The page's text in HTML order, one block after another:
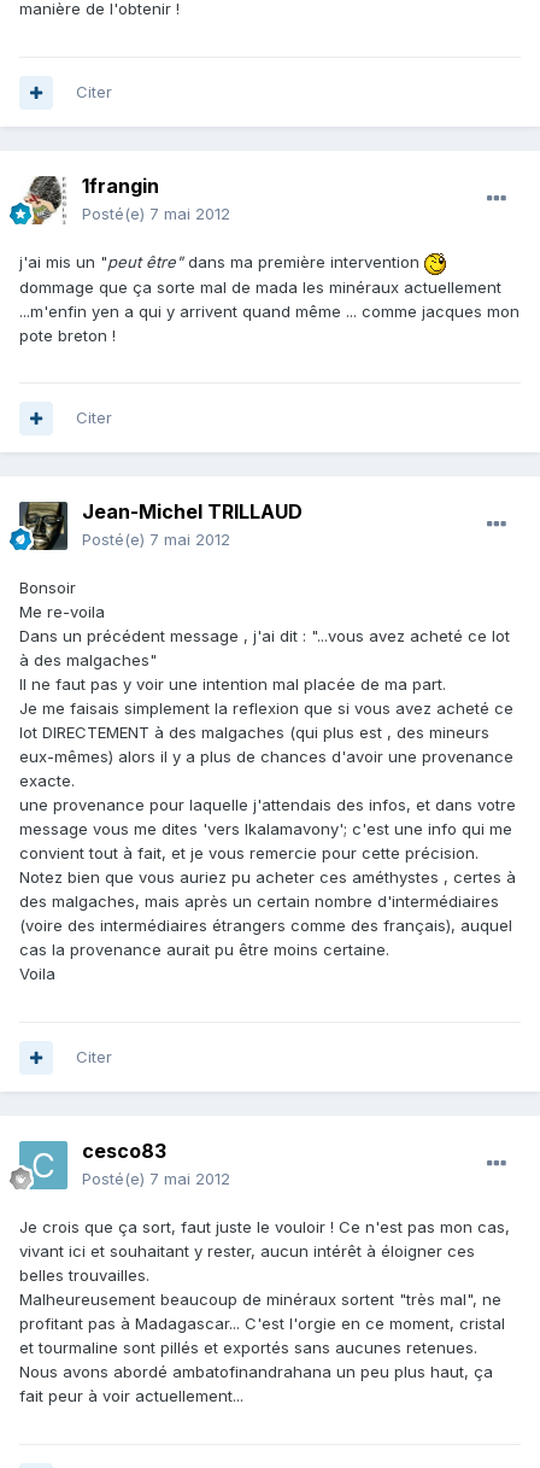
manière de l'obtenir !
Citer
1frangin
Posté(e) 7 mai 2012
j'ai mis un "peut être"dans ma première intervention
dommage que ça sorte mal de mada les minéraux actuellement
...m'enfin yen a qui y arrivent quand même ... comme jacques mon
pote breton !
Citer
Jean-Michel TRILLAUD
Posté(e) 7 mai 2012
Bonsoir
Me re-voila
Dans un précédent message , j'ai dit : "...vous avez acheté ce lot
à des malgaches"
Il ne faut pas y voir une intention mal placée de ma part.
Je me faisais simplement la reflexion que si vous avez acheté ce
lot DIRECTEMENT à des malgaches (qui plus est , des mineurs
eux-mêmes) alors il y a plus de chances d'avoir une provenance
exacte.
une provenance pour laquelle j'attendais des infos, et dans votre
message vous me dites 'vers Ikalamavony'; c'est une info qui me
convient tout à fait, et je vous remercie pour cette précision.
Notez bien que vous auriez pu acheter ces améthystes , certes à
des malgaches, mais après un certain nombre d'intermédiaires
(voire des intermédiaires étrangers comme des français), auquel
cas la provenance aurait pu être moins certaine.
Voila
Citer
cesco83
Posté(e) 7 mai 2012
Je crois que ça sort, faut juste le vouloir ! Ce n'est pas mon cas,
vivant ici et souhaitant y rester, aucun intérêt à éloigner ces
belles trouvailles.
Malheureusement beaucoup de minéraux sortent "très mal", ne
profitant pas à Madagascar... C'est l'orgie en ce moment, cristal
et tourmaline sont pillés et exportés sans aucunes retenues.
Nous avons abordé ambatofinandrahana un peu plus haut, ça
fait peur à voir actuellement...